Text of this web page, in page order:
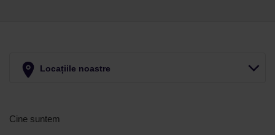
Locațiile noastre
Cine suntem